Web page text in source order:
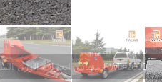
مقياس انحراف الوزن المتساقط أوتوماتيكيًا FWD-2000